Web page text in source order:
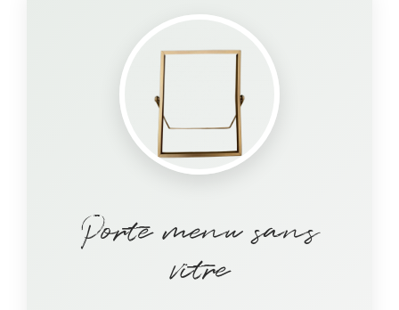
Porte menu sans
vitre